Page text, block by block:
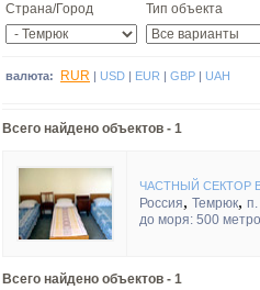
Страна/Город
Тип объекта
валюта: RUR | USD | EUR | GBP | UAH
Всего найдено объектов - 1
ЧАСТНЫЙ СЕКТОР
Россия, Темрюк,
до моря: 500
Всего найдено объектов - 1